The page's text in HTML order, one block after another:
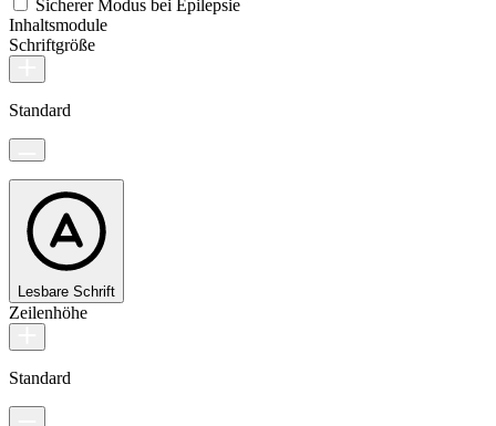
Sicherer Modus bei Epilepsie
Inhaltsmodule
Schriftgröße
Standard
Lesbare Schrift
Zeilenhöhe
Standard